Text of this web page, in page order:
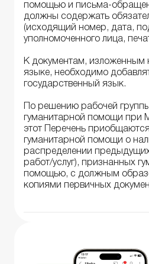
помощью и письма-
должны содержать
(исходящий номер, дата,
уполномоченного лица,
К документам, изложенным
языке, необходимо
государственный язык.
По решению рабочей
гуманитарной помощи при
этот Перечень приобщаются
гуманитарной помощи о
распределении
работ/услуг), признанных
помощью, с должным
копиями первичных